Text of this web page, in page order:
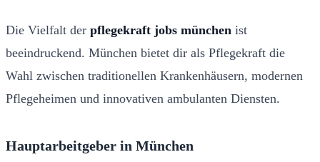
Die Vielfalt der pflegekraft jobs münchen ist
beeindruckend. München bietet dir als Pflegekraft die
Wahl zwischen traditionellen Krankenhäusern, modernen
Pflegeheimen und innovativen ambulanten Diensten.
Hauptarbeitgeber in München